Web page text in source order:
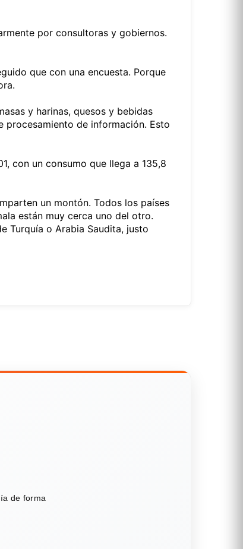
por consultoras y gobiernos.
que con una encuesta. Porque
y harinas, quesos y bebidas
procesamiento de información. Esto
con un consumo que llega a 135,8
un montón. Todos los países
están muy cerca uno del otro.
Turquía o Arabia Saudita, justo
de forma